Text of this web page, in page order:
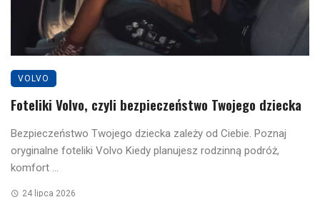
VOLVO
Foteliki Volvo, czyli bezpieczeństwo Twojego dziecka
Bezpieczeństwo Twojego dziecka zależy od Ciebie. Poznaj
oryginalne foteliki Volvo Kiedy planujesz rodzinną podróż,
komfort ...
24 lipca 2026